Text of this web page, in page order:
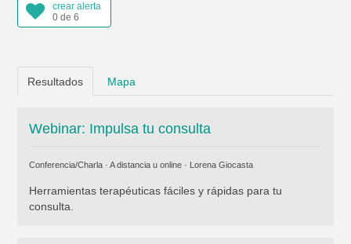
crear alerta
0 de 6
Resultados Mapa
Webinar: Impulsa tu consulta
Conferencia/Charla · A distancia u online · Lorena Giocasta
Herramientas terapéuticas fáciles y rápidas para tu
consulta.